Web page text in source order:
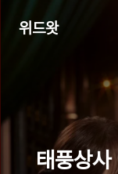
위드왓
태풍상사